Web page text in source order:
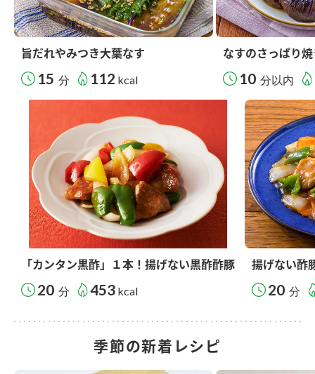
旨だれやみつき大葉なす
15 分 112 kcal
なすのさっぱり
10 分以内
「カンタン黒酢」１本！揚げない黒酢酢豚
20 分 453 kcal
揚げない酢
20 分
季節の新着レシピ